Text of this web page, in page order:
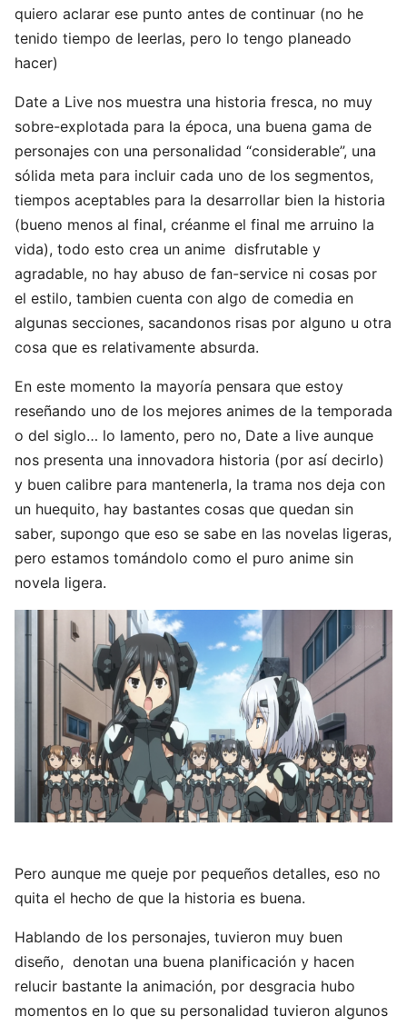
quiero aclarar ese punto antes de continuar (no he
tenido tiempo de leerlas, pero lo tengo planeado
hacer)
Date a Live nos muestra una historia fresca, no muy
sobre-explotada para la época, una buena gama de
personajes con una personalidad “considerable”, una
sólida meta para incluir cada uno de los segmentos,
tiempos aceptables para la desarrollar bien la historia
(bueno menos al final, créanme el final me arruino la
vida), todo esto crea un anime disfrutable y
agradable, no hay abuso de fan-service ni cosas por
el estilo, tambien cuenta con algo de comedia en
algunas secciones, sacandonos risas por alguno u otra
cosa que es relativamente absurda.
En este momento la mayoría pensara que estoy
reseñando uno de los mejores animes de la temporada
o del siglo… lo lamento, pero no, Date a live aunque
nos presenta una innovadora historia (por así decirlo)
y buen calibre para mantenerla, la trama nos deja con
un huequito, hay bastantes cosas que quedan sin
saber, supongo que eso se sabe en las novelas ligeras,
pero estamos tomándolo como el puro anime sin
novela ligera.
Pero aunque me queje por pequeños detalles, eso no
quita el hecho de que la historia es buena.
Hablando de los personajes, tuvieron muy buen
diseño, denotan una buena planificación y hacen
relucir bastante la animación, por desgracia hubo
momentos en lo que su personalidad tuvieron algunos